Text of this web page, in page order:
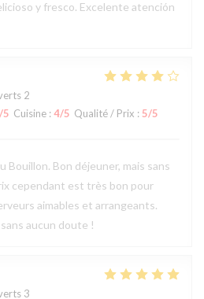
y fresco. Excelente atención
2
/5 Cuisine : 4/5 Qualité / Prix : 5/5
Bouillon. Bon déjeuner, mais sans
cependant est très bon pour
aimables et arrangeants.
aucun doute !
3